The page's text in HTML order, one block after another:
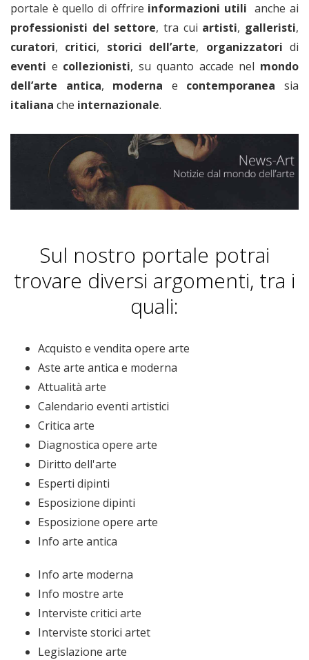
portale è quello di offrire informazioni utili anche ai
professionisti del settore, tra cui artisti, galleristi,
curatori, critici, storici dell’arte, organizzatoridi
eventi e collezionisti, su quanto accade nel mondo
dell’arte antica, moderna e contemporaneasia
italiana che internazionale.
Sul nostro portale potrai
trovare diversi argomenti, tra i
quali:
Acquisto e vendita opere arte
Aste arte antica e moderna
Attualità arte
Calendario eventi artistici
Critica arte
Diagnostica opere arte
Diritto dell'arte
Esperti dipinti
Esposizione dipinti
Esposizione opere arte
Info arte antica
Info arte moderna
Info mostre arte
Interviste critici arte
Interviste storici artet
Legislazione arte